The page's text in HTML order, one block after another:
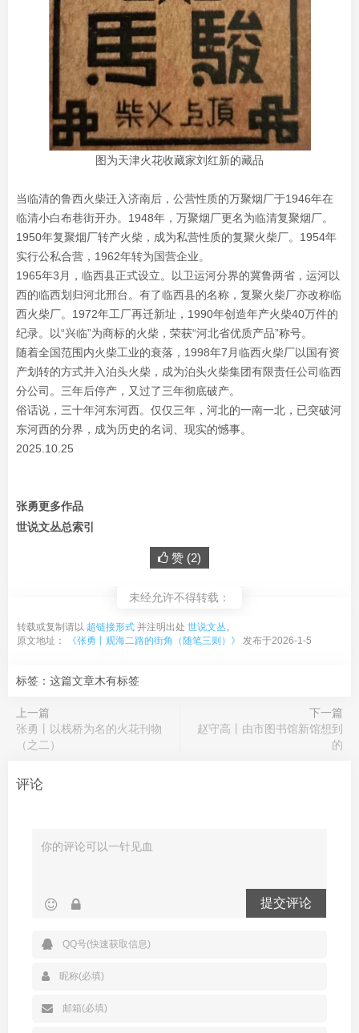
图为天津火花收藏家刘红新的藏品
当临清的鲁西火柴迁入济南后，公营性质的万聚烟厂于1946年在
临清小白布巷街开办。1948年，万聚烟厂更名为临清复聚烟厂。
1950年复聚烟厂转产火柴，成为私营性质的复聚火柴厂。1954年
实行公私合营，1962年转为国营企业。
1965年3月，临西县正式设立。以卫运河分界的冀鲁两省，运河以
西的临西划归河北邢台。有了临西县的名称，复聚火柴厂亦改称临
西火柴厂。1972年工厂再迁新址，1990年创造年产火柴40万件的
纪录。以“兴临”为商标的火柴，荣获“河北省优质产品”称号。
随着全国范围内火柴工业的衰落，1998年7月临西火柴厂以国有资
产划转的方式并入泊头火柴，成为泊头火柴集团有限责任公司临西
分公司。三年后停产，又过了三年彻底破产。
俗话说，三十年河东河西。仅仅三年，河北的一南一北，已突破河
东河西的分界，成为历史的名词、现实的憾事。
2025.10.25
张勇更多作品
世说文丛总索引
赞 (2)
未经允许不得转载：
转载或复制请以 超链接形式 并注明出处 世说文丛。
原文地址：
《张勇丨观海二路的街角（随笔三则）》 发布于2026-1-5
标签：这篇文章木有标签
上一篇
张勇丨以栈桥为名的火花刊物
（之二）
下一篇
赵守高丨由市图书馆新馆想到
的
评论
提交评论